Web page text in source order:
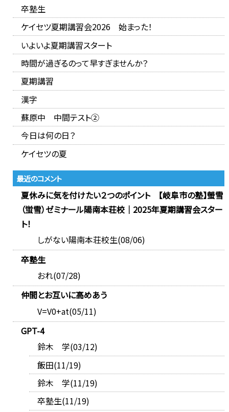
卒塾生
ケイセツ夏期講習会2026 始まった！
いよいよ夏期講習スタート
時間が過ぎるのって早すぎませんか？
夏期講習
漢字
蘇原中 中間テスト②
今日は何の日？
ケイセツの夏
最近のコメント
夏休みに気を付けたい２つのポイント 【岐阜市の塾】螢雪
（蛍雪）ゼミナール陽南本荘校｜2025年夏期講習会スター
ト！
しがない陽南本荘校生(08/06)
卒塾生
おれ(07/28)
仲間とお互いに高めあう
V=V0+at(05/11)
GPT-4
鈴木 学(03/12)
飯田(11/19)
鈴木 学(11/19)
卒塾生(11/19)